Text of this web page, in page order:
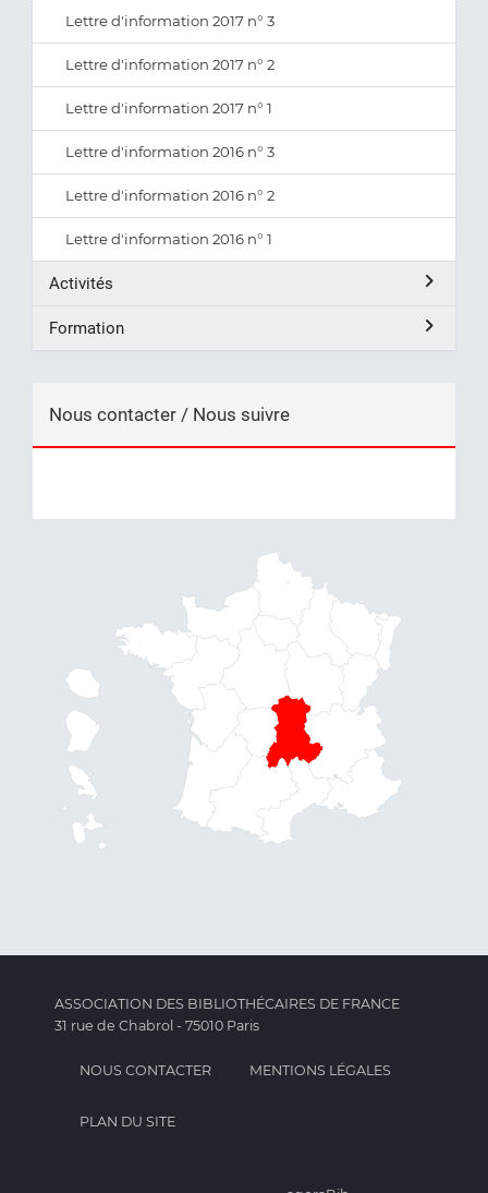
Lettre d'information 2017 n° 3
Lettre d'information 2017 n° 2
Lettre d'information 2017 n° 1
Lettre d'information 2016 n° 3
Lettre d'information 2016 n° 2
Lettre d'information 2016 n° 1
Activités
Formation
Nous contacter / Nous suivre
ASSOCIATION DES BIBLIOTHÉCAIRES DE FRANCE
31 rue de Chabrol - 75010 Paris
NOUS CONTACTER MENTIONS LÉGALES
PLAN DU SITE